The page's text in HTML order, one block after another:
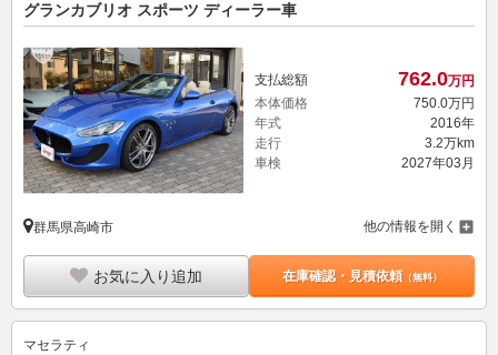
グランカブリオ スポーツ ディーラー車
支払総額 762.0万円
本体価格
750. 0万円
年式
2016年
走行
3.2万km
車検
2027年03月
群馬県高崎市 他の情報を開く
お気に入り追加 在庫確認・見積依頼（無料）
マセラティ